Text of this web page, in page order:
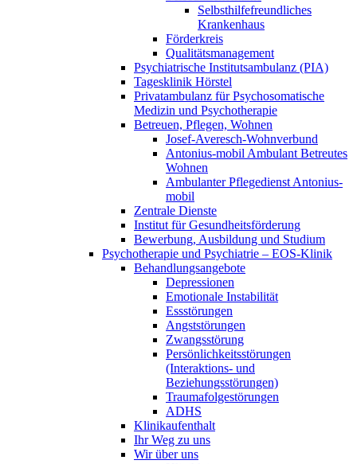
Selbsthilfefreundliches
Krankenhaus
Förderkreis
Qualitätsmanagement
Psychiatrische Institutsambulanz (PIA)
Tagesklinik Hörstel
Privatambulanz für Psychosomatische
Medizin und Psychotherapie
Betreuen, Pflegen, Wohnen
Josef-Averesch-Wohnverbund
Antonius-mobil Ambulant Betreutes
Wohnen
Ambulanter Pflegedienst Antonius-
mobil
Zentrale Dienste
Institut für Gesundheitsförderung
Bewerbung, Ausbildung und Studium
Psychotherapie und Psychiatrie – EOS-Klinik
Behandlungsangebote
Depressionen
Emotionale Instabilität
Essstörungen
Angststörungen
Zwangsstörung
Persönlichkeitsstörungen
(Interaktions- und
Beziehungsstörungen)
Traumafolgestörungen
ADHS
Klinikaufenthalt
Ihr Weg zu uns
Wir über uns